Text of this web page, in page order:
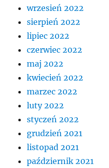
wrzesień 2022
sierpień 2022
lipiec 2022
czerwiec 2022
maj 2022
kwiecień 2022
marzec 2022
luty 2022
styczeń 2022
grudzień 2021
listopad 2021
październik 2021